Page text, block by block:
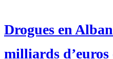
Drogues en
milliards d’euros